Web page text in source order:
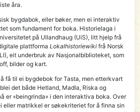
åra.
bygdabok, eller bøker, men ei interaktiv
som fundament for boka. Historielaga i
på Ullandhaug (UiS), litt hjelp frå
plattformaLokalhistoriewikifrå Norsk
eit underbruk av Nasjonalbiblioteket, som
bilder og kart.
få til ei bygdebok for Tasta, men etterkvart
det både Hetland, Madla, Riska og
er «beingrinda» i den interaktiva boka. Over
eller matrikkel er søkekriteriet for å finna sin